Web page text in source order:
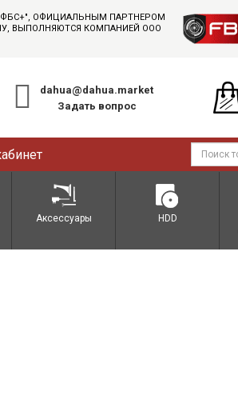
"ФБС+", ОФИЦИАЛЬНЫМ ПАРТНЕРОМ
ВЫПОЛНЯЮТСЯ КОМПАНИЕЙ ООО
dahua@dahua.market
Задать вопрос
Аксессуары HDD